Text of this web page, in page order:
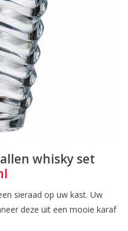
whisky set
sieraad op uw kast. Uw
deze uit een mooie karaf